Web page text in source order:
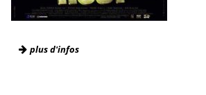
plus d'infos